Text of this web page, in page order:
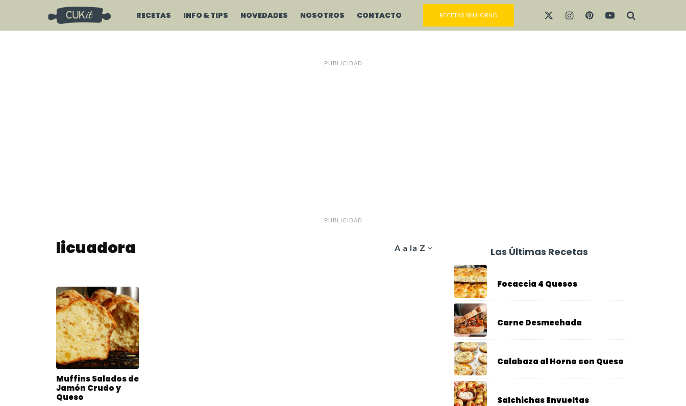
RECETAS INFO & TIPS NOVEDADES NOSOTROS CONTACTO RECETAS SIN HORNO
PUBLICIDAD
PUBLICIDAD
A a la Z
licuadora
Muffins Salados de
Jamón Crudo y
Queso
Las Últimas Recetas
Focaccia 4 Quesos
Carne Desmechada
Calabaza al Horno con Queso
Salchichas Envueltas